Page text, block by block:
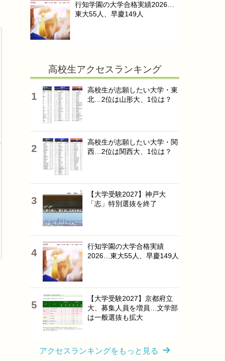
行知学園の大学合格実績2026…
東大55人、早慶149人
高校生アクセスランキング
高校生が志願したい大学・東
北…2位は山形大、1位は？
高校生が志願したい大学・関
西…2位は関西大、1位は？
【大学受験2027】神戸大
「志」特別選抜を終了
行知学園の大学合格実績
2026…東大55人、早慶149人
【大学受験2027】京都府立
大、募集人員を増員…文学部
は一般選抜も拡大
アクセスランキングをもっと見る